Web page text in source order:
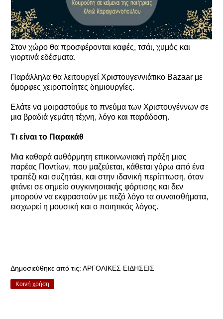
Στον χώρο θα προσφέρονται καφές, τσάι, χυμός και
γιορτινά εδέσματα.
Παράλληλα θα λειτουργεί Χριστουγεννιάτικο Bazaar με
όμορφες χειροποίητες δημιουργίες.
Ελάτε να μοιραστούμε το πνεύμα των Χριστουγέννων σε
μια βραδιά γεμάτη τέχνη, λόγο και παράδοση.
Τι είναι το Παρακάθ
Μια καθαρά αυθόρμητη επικοινωνιακή πράξη μιας
παρέας Ποντίων, που μαζεύεται, κάθεται γύρω από ένα
τραπέζι και συζητάει, και στην ιδανική περίπτωση, όταν
φτάνει σε σημείο συγκινησιακής φόρτισης και δεν
μπορούν να εκφραστούν με πεζό λόγο τα συναισθήματα,
εισχωρεί η μουσική και ο ποιητικός λόγος.
Δημοσιεύθηκε από τις: ΑΡΓΟΛΙΚΕΣ ΕΙΔΗΣΕΙΣ
Κοινή χρήση